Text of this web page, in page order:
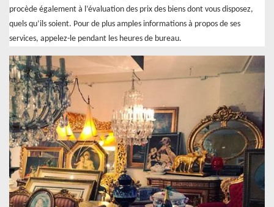
procède également à l’évaluation des prix des biens dont vous disposez,
quels qu’ils soient. Pour de plus amples informations à propos de ses
services, appelez-le pendant les heures de bureau.